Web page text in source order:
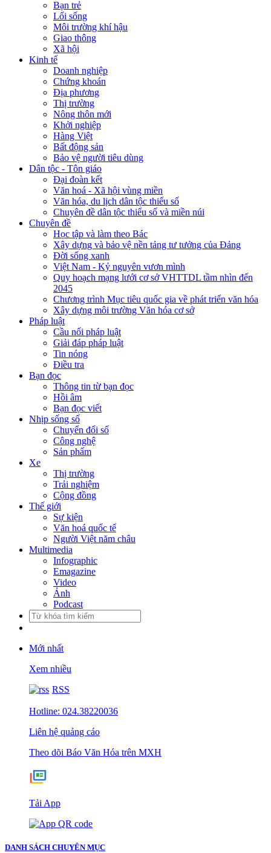
Bạn trẻ
Lối sống
Môi trường khí hậu
Giao thông
Xã hội
Kinh tế
Doanh nghiệp
Chứng khoán
Địa phương
Thị trường
Nông thôn mới
Khởi nghiệp
Hàng Việt
Bất động sản
Bảo vệ người tiêu dùng
Dân tộc - Tôn giáo
Đại đoàn kết
Văn hoá - Xã hội vùng miền
Văn hóa, du lịch dân tộc thiểu số
Chuyên đề dân tộc thiểu số và miền núi
Chuyên đề
Học tập và làm theo Bác
Xây dựng và bảo vệ nền tảng tư tưởng của Đảng
Đời sống xanh
Việt Nam - Kỷ nguyên vươn mình
Quy hoạch mạng lưới cơ sở VHTTDL tầm nhìn đến
2045
Chương trình Mục tiêu quốc gia về phát triển văn hóa
Xây dựng môi trường Văn hóa cơ sở
Pháp luật
Cầu nối pháp luật
Giải đáp pháp luật
Tin nóng
Điều tra
Bạn đọc
Thông tin từ bạn đọc
Hồi âm
Bạn đọc viết
Nhịp sống số
Chuyển đổi số
Công nghệ
Sản phẩm
Xe
Thị trường
Trải nghiệm
Cộng đồng
Thế giới
Sự kiện
Văn hoá quốc tế
Người Việt năm châu
Multimedia
Infographic
Emagazine
Video
Ảnh
Podcast
Mới nhất
Xem nhiều
RSS
Hotline: 024.38220036
Liên hệ quảng cáo
Theo dõi Báo Văn Hóa trên MXH
Tải App
DANH SÁCH CHUYÊN MỤC